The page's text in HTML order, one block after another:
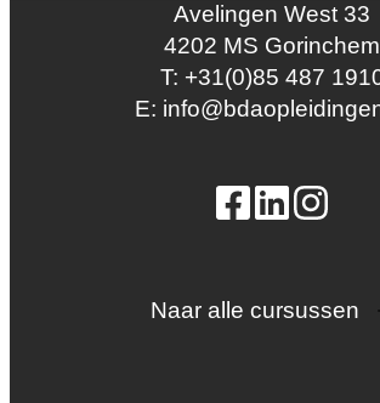
Avelingen West 33
4202 MS Gorinchem
T: +31(0)85 487
E:
Naar alle cursussen